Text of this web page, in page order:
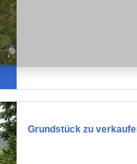
Grundstück zu